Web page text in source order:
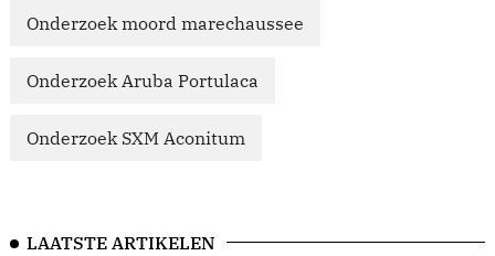
Onderzoek moord marechaussee
Onderzoek Aruba Portulaca
Onderzoek SXM Aconitum
LAATSTE ARTIKELEN